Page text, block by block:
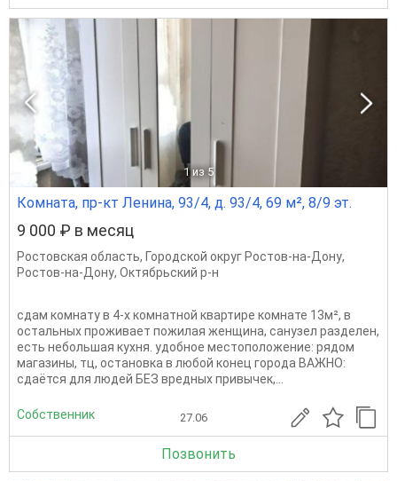
1 из 5
Комната, пр-кт Ленина, 93/4, д. 93/4, 69 м², 8/9 эт.
9 000 ₽ в месяц
Ростовская область, Городской округ Ростов-на-Дону,
Ростов-на-Дону, Октябрьский р-н
сдам комнату в 4-х комнатной квартире комнате 13м², в
остальных проживает пожилая женщина, санузел разделен,
есть небольшая кухня. удобное местоположение: рядом
магазины, тц, остановка в любой конец города ВАЖНО:
сдаётся для людей БЕЗ вредных привычек,...
Собственник 27.06
Позвонить